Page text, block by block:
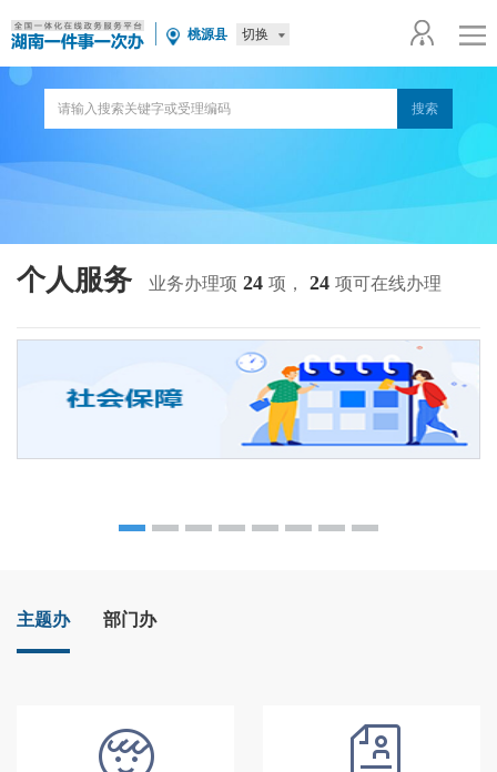
桃源县 切换
个人服务 业务办理项 24 项， 24 项可在线办理
主题办 部门办